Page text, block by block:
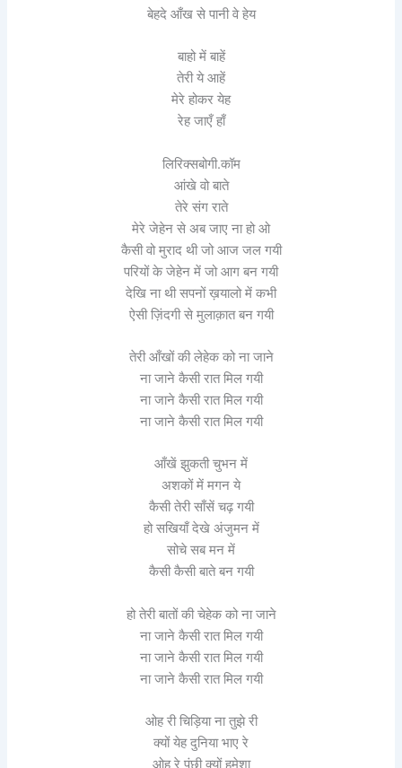
बेहदे आँख से पानी वे हेय
बाहो में बाहें
तेरी ये आहें
मेरे होकर येह
रेह जाएँ हाँ
लिरिक्सबोगी.कॉम
आंखे वो बाते
तेरे संग राते
मेरे जेहेन से अब जाए ना हो ओ
कैसी वो मुराद थी जो आज जल गयी
परियों के जेहेन में जो आग बन गयी
देखि ना थी सपनों ख़यालो में कभी
ऐसी ज़िंदगी से मुलाक़ात बन गयी
तेरी आँखों की लेहेक को ना जाने
ना जाने कैसी रात मिल गयी
ना जाने कैसी रात मिल गयी
ना जाने कैसी रात मिल गयी
आँखें झुकती चुभन में
अशकों में मगन ये
कैसी तेरी साँसें चढ़ गयी
हो सखियाँ देखे अंजुमन में
सोचे सब मन में
कैसी कैसी बाते बन गयी
हो तेरी बातों की चेहेक को ना जाने
ना जाने कैसी रात मिल गयी
ना जाने कैसी रात मिल गयी
ना जाने कैसी रात मिल गयी
ओह री चिड़िया ना तुझे री
क्यों येह दुनिया भाए रे
ओह रे पंछी क्यों हमेशा